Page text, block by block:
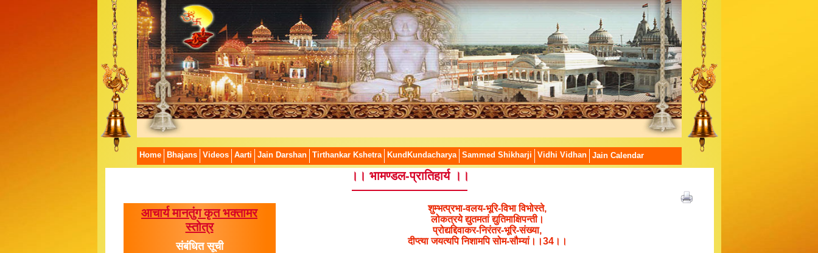
Home Bhajans Videos Aarti Jain Darshan Tirthankar Kshetra KundKundacharya Sammed Shikharji Vidhi Vidhan Jain Calendar
।। भामण्डल-प्रातिहार्य ।।
आचार्य मानतुंग कृत भक्तामर
स्तोत्र
संबंधित सूची
शुम्भत्प्रभा-वलय-भूरि-विभा विभोस्ते,
लोकत्रये द्युतमतां द्युतिमाक्षिपन्ती।
प्रोद्यद्दिवाकर-निरंतर-भूरि-संख्या,
दीप्त्या जयत्यपि निशामपि सोम-सौम्यां।।34।।